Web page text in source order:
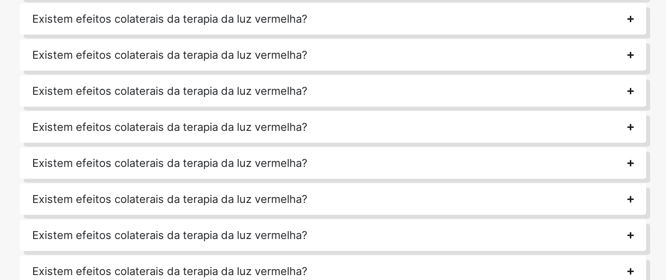
Existem efeitos colaterais da terapia da luz vermelha?
Existem efeitos colaterais da terapia da luz vermelha?
Existem efeitos colaterais da terapia da luz vermelha?
Existem efeitos colaterais da terapia da luz vermelha?
Existem efeitos colaterais da terapia da luz vermelha?
Existem efeitos colaterais da terapia da luz vermelha?
Existem efeitos colaterais da terapia da luz vermelha?
Existem efeitos colaterais da terapia da luz vermelha?